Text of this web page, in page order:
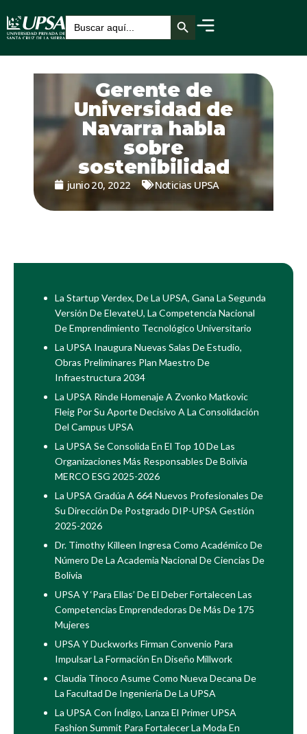
Buscar: Botón de búsqueda
Gerente de
Universidad de
Navarra habla
sobre
sostenibilidad
junio 20, 2022 Noticias UPSA
La Startup Verdex, De La UPSA, Gana La Segunda
Versión De ElevateU, La Competencia Nacional
De Emprendimiento Tecnológico Universitario
La UPSA Inaugura Nuevas Salas De Estudio,
Obras Preliminares Plan Maestro De
Infraestructura 2034
La UPSA Rinde Homenaje A Zvonko Matkovic
Fleig Por Su Aporte Decisivo A La Consolidación
Del Campus UPSA
La UPSA Se Consolida En El Top 10 De Las
Organizaciones Más Responsables De Bolivia
MERCO ESG 2025-2026
La UPSA Gradúa A 664 Nuevos Profesionales De
Su Dirección De Postgrado DIP-UPSA Gestión
2025-2026
Dr. Timothy Killeen Ingresa Como Académico De
Número De La Academia Nacional De Ciencias De
Bolivia
UPSA Y ‘Para Ellas’ De El Deber Fortalecen Las
Competencias Emprendedoras De Más De 175
Mujeres
UPSA Y Duckworks Firman Convenio Para
Impulsar La Formación En Diseño Millwork
Claudia Tinoco Asume Como Nueva Decana De
La Facultad De Ingeniería De La UPSA
La UPSA Con Índigo, Lanza El Primer UPSA
Fashion Summit Para Fortalecer La Moda En